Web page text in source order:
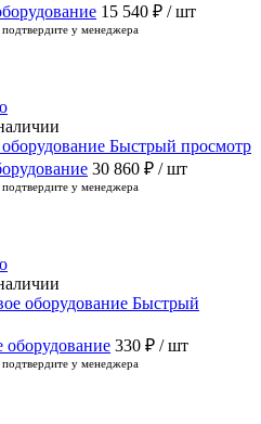
15 540 ₽ / шт
у менеджера
Быстрый просмотр
30 860 ₽ / шт
у менеджера
Быстрый
330 ₽ / шт
у менеджера